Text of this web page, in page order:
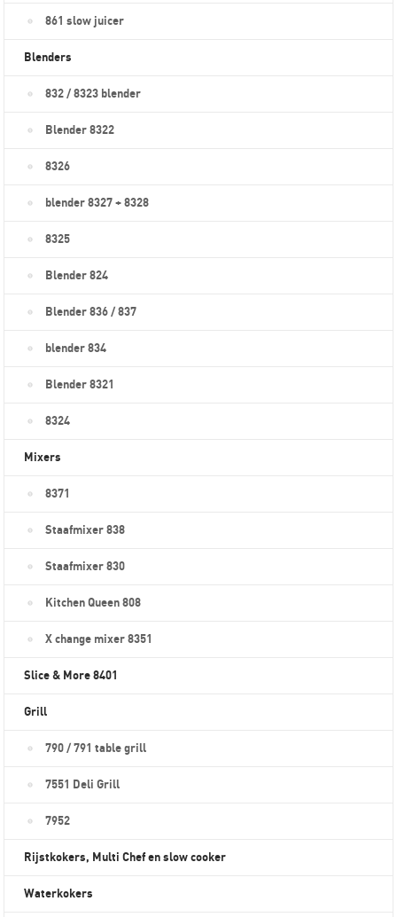
861 slow juicer
Blenders
832 / 8323 blender
Blender 8322
8326
blender 8327 + 8328
8325
Blender 824
Blender 836 / 837
blender 834
Blender 8321
8324
Mixers
8371
Staafmixer 838
Staafmixer 830
Kitchen Queen 808
X change mixer 8351
Slice & More 8401
Grill
790 / 791 table grill
7551 Deli Grill
7952
Rijstkokers, Multi Chef en slow cooker
Waterkokers